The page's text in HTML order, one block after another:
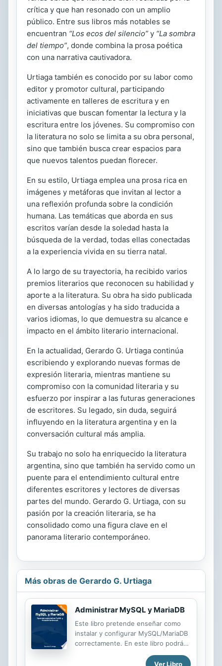
crítica y que han resonado con un amplio
público. Entre sus libros más notables se
encuentran “Los ecos del silencio” y “La sombra
del tiempo”, donde combina la prosa poética
con una narrativa cautivadora.
Urtiaga también es conocido por su labor como
editor y promotor cultural, participando
activamente en talleres de escritura y en
iniciativas que buscan fomentar la lectura y la
escritura entre los jóvenes. Su compromiso con
la literatura no solo se limita a su obra personal,
sino que también busca crear espacios para
que nuevos talentos puedan florecer.
En su estilo, Urtiaga emplea una prosa rica en
imágenes y metáforas que invitan al lector a
una reflexión profunda sobre la condición
humana. Las temáticas que aborda en sus
escritos varían desde la soledad hasta la
búsqueda de la verdad, todas ellas conectadas
a la experiencia vivida en su tierra natal.
A lo largo de su trayectoria, ha recibido varios
premios literarios que reconocen su habilidad y
aporte a la literatura. Su obra ha sido publicada
en diversas antologías y ha sido traducida a
varios idiomas, lo que demuestra su alcance e
impacto en el ámbito literario internacional.
En la actualidad, Gerardo G. Urtiaga continúa
escribiendo y explorando nuevas formas de
expresión literaria, mientras mantiene su
compromiso con la comunidad literaria y su
esfuerzo por inspirar a las futuras generaciones
de escritores. Su legado, sin duda, seguirá
influyendo en la literatura argentina y en la
conversación cultural más amplia.
Su trabajo no solo ha enriquecido la literatura
argentina, sino que también ha servido como un
puente para el entendimiento cultural entre
diferentes escritores y lectores de diversas
partes del mundo. Gerardo G. Urtiaga, con su
pasión por la creación literaria, se ha
consolidado como una figura clave en el
panorama literario contemporáneo.
Más obras de Gerardo G. Urtiaga
Administrar MySQL y MariaDB
Este libro pretende enseñar como
instalar y configurar MySQL/MariaDB
correctamente. En este libro podrás
en varios sistemas operativos hasta
Ver Libro